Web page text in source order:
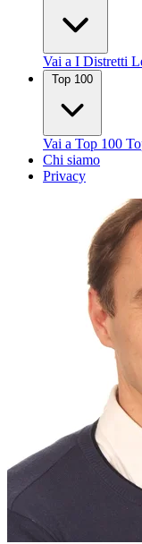
Vai a I Distretti
Top 100
Vai a Top 100
Chi siamo
Privacy